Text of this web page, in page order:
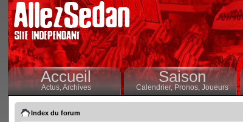
Accueil
Actus,Archives
Saison
Calendrier,Pronos, Joueurs
Index du forum